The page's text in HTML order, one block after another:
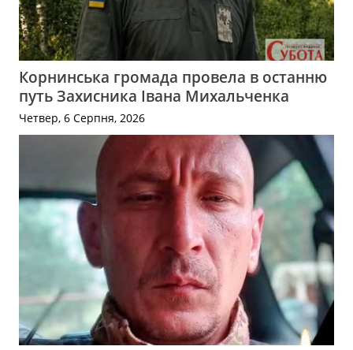
Корнинська громада провела в останню
путь Захисника Івана Михальченка
Четвер, 6 Серпня, 2026